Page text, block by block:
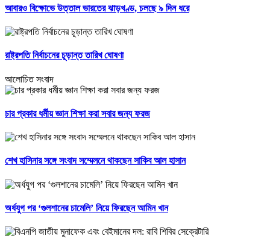
আবারও বিক্ষোভে উত্তাল ভারতের ঝাড়খণ্ড, চলছে ৯ দিন ধরে
রাষ্ট্রপতি নির্বাচনের চূড়ান্ত তারিখ ঘোষণা
আলোচিত সংবাদ
চার প্রকার ধর্মীয় জ্ঞান শিক্ষা করা সবার জন্য ফরজ
শেখ হাসিনার সঙ্গে সংবাদ সম্মেলনে থাকছেন সাকিব আল হাসান
অর্ধযুগ পর ‘গুলশানের চামেলি’ নিয়ে ফিরছেন আমিন খান